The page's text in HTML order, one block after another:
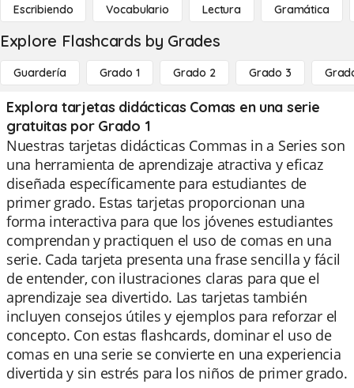
Escribiendo Vocabulario Lectura Gramática
Explore Flashcards by Grades
Guardería Grado 1 Grado 2 Grado 3
Explora tarjetas didácticas Comas en una serie
gratuitas por Grado 1
Nuestras tarjetas didácticas Commas in a Series son
una herramienta de aprendizaje atractiva y eficaz
diseñada específicamente para estudiantes de
primer grado. Estas tarjetas proporcionan una
forma interactiva para que los jóvenes estudiantes
comprendan y practiquen el uso de comas en una
serie. Cada tarjeta presenta una frase sencilla y fácil
de entender, con ilustraciones claras para que el
aprendizaje sea divertido. Las tarjetas también
incluyen consejos útiles y ejemplos para reforzar el
concepto. Con estas flashcards, dominar el uso de
comas en una serie se convierte en una experiencia
divertida y sin estrés para los niños de primer grado.